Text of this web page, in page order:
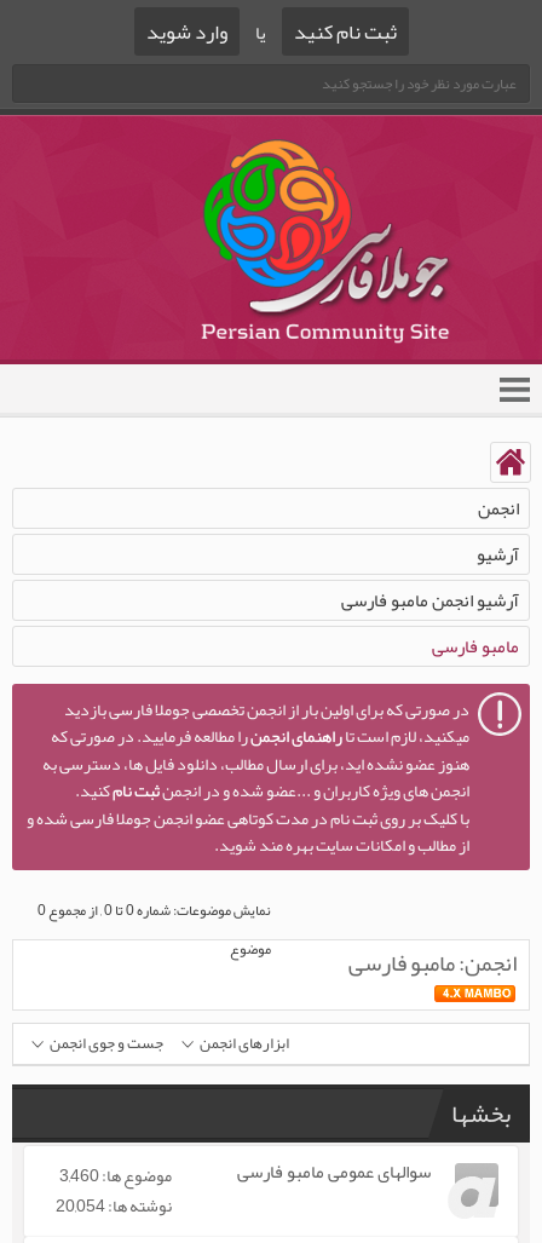
ثبت نام کنید یا وارد شوید
انجمن
آرشیو
آرشیو انجمن مامبو فارسی
مامبو فارسی
در صورتی که برای اولین بار از انجمن تخصصی جوملا فارسی بازدید
میکنید، لازم است تاراهنمای انجمنرا مطالعه فرمایید. در صورتی که
هنوز عضو نشده اید، برای ارسال مطالب، دانلود فایل ها، دسترسی به
انجمن های ویژه کاربران و ...عضو شده و در انجمنثبت نامکنید.
با کلیک بر روی ثبت نام در مدت کوتاهی عضو انجمن جوملا فارسی شده و
از مطالب و امکانات سایت بهره مند شوید.
نمایش موضوعات: شماره 0 تا 0 , از مجموع ‍0
موضوع
انجمن:مامبو فارسی
ابزارهای انجمن جست و جوی انجمن
بخشها
سوالهای عمومی مامبو فارسی
موضوع ها: 3,460
نوشته ها: 20,054